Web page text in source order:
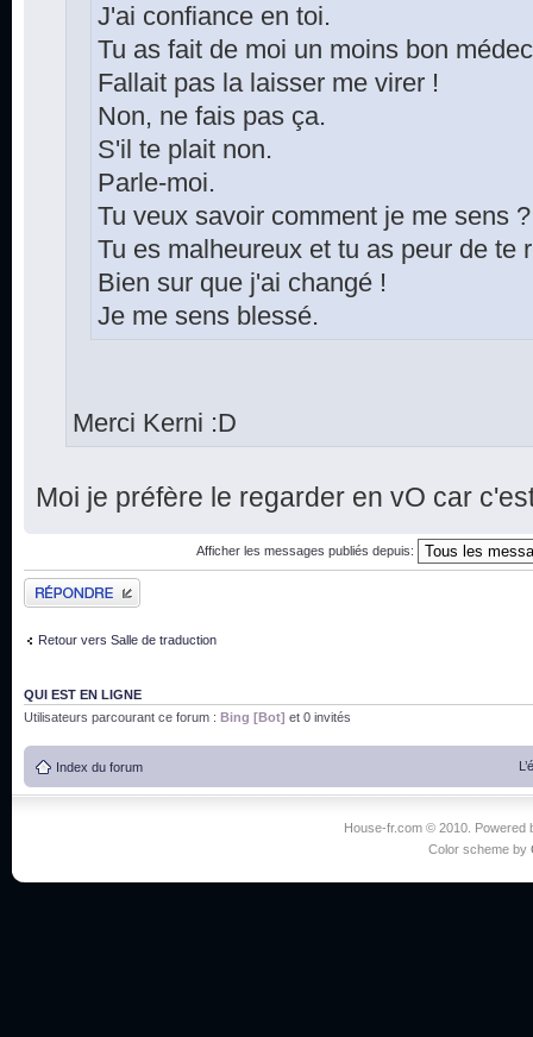
J'ai confiance en toi.
Tu as fait de moi un moins bon
Fallait pas la laisser me virer !
Non, ne fais pas ça.
S'il te plait non.
Parle-moi.
Tu veux savoir comment je me sens ?
Tu es malheureux et tu as peur de te
Bien sur que j'ai changé !
Je me sens blessé.
Merci Kerni :D
Moi je préfère le regarder en vO car
Afficher les messages publiés depuis:
Publier une réponse
Retour vers Salle de traduction
QUI EST EN LIGNE
Utilisateurs parcourant ce forum : Bing [Bot] et 0 invités
Index du forum
House-fr.com © 2010. Powered
Color scheme by